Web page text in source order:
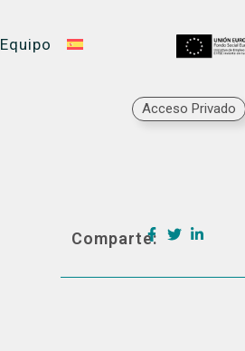
Equipo
Acceso Privado
Comparte: